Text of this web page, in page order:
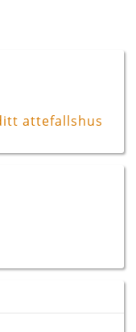
attefallshus